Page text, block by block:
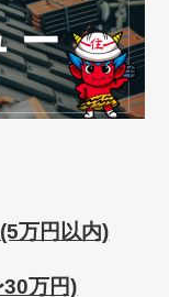
万円以内)
30万円)